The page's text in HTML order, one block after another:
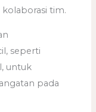
tim.
seperti
untuk
pada